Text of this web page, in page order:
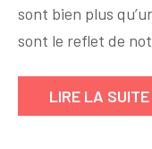
sont bien plus
sont le reflet de
LIRE LA SUITE